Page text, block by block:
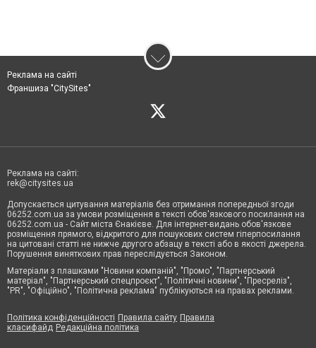
Реклама на сайті
Франшиза "CitySites"
Реклама на сайті:
rek@citysites.ua
Допускається цитування матеріалів без отримання попередньої згоди
06252.com.ua за умови розміщення в тексті обов'язкового посилання на
06252.com.ua - Сайт міста Єнакієве. Для інтернет-видань обов'язкове
розміщення прямого, відкритого для пошукових систем гіперпосилання
на цитовані статті не нижче другого абзацу в тексті або в якості джерела.
Порушення виняткових прав переслідується Законом.
Матеріали з плашками "Новини компаній", "Промо", "Партнерський
матеріал", "Партнерський спецпроєкт", "Політичні новини", "Пресреліз",
"PR", "Офіційно", "Політична реклама" публікуються на правах реклами.
Політика конфіденційності Правила сайту Правила
класифайд Редакційна політика